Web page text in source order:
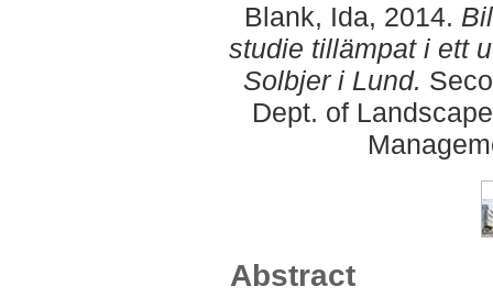
Blank, Ida, 2014.
studie tillämpat i ett
Solbjer i Lund.
Dept. of
Abstract